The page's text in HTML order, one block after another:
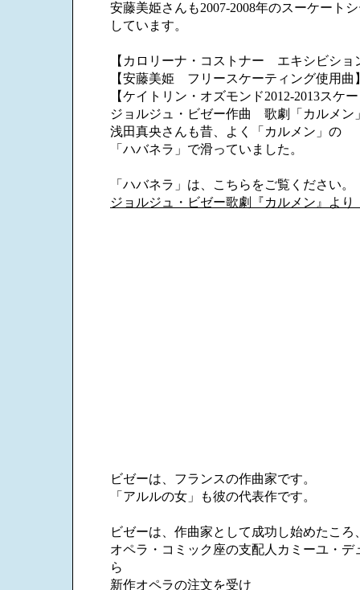
安藤美姫さんも2007-2008年のスーケート
しています。
【カロリーナ・コストナー エキシビショ
【安藤美姫 フリースケーティング使用曲
【ケイトリン・オズモンド2012-2013スケ
ジョルジュ・ビゼー作曲 歌劇「カルメン
浅田真央さんも昔、よく「カルメン」の
「ハバネラ」で滑っていました。
「ハバネラ」は、こちらをご覧ください。
ジョルジュ・ビゼー歌劇『カルメン』より
ビゼーは、フランスの作曲家です。
「アルルの女」も彼の代表作です。
ビゼーは、作曲家として成功し始めたころ
オペラ・コミック座の支配人カミーユ・デ
ら
新作オペラの注文を受け